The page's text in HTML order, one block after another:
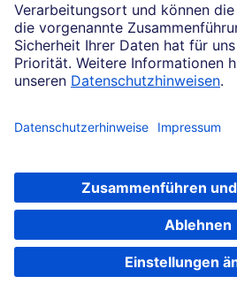
BestSign
Rechtliche Hinweise
Datenschutz
Cookie-Einstellungen
Konzern
Soweit auf dieser Internetseite von der
© 2026 Deutsche Bank AG, Frankfurt am Main